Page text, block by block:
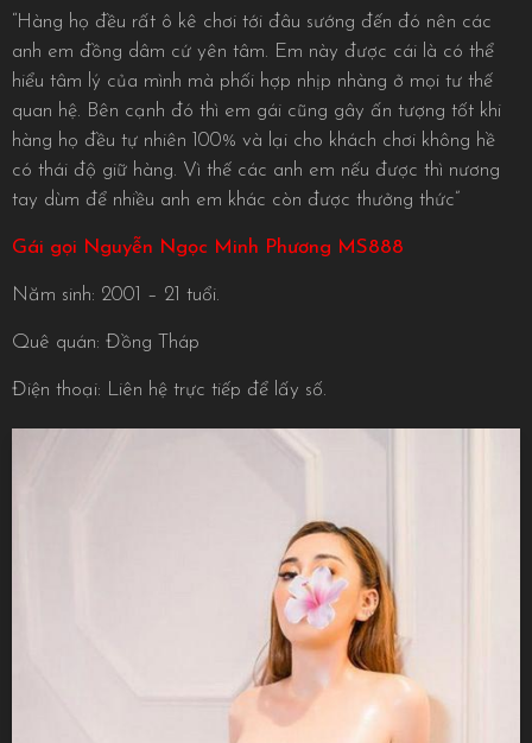
“Hàng họ đều rất ô kê chơi tới đâu sướng đến đó nên các
anh em đồng dâm cứ yên tâm. Em này được cái là có thể
hiểu tâm lý của mình mà phối hợp nhịp nhàng ở mọi tư thế
quan hệ. Bên cạnh đó thì em gái cũng gây ấn tượng tốt khi
hàng họ đều tự nhiên 100% và lại cho khách chơi không hề
có thái độ giữ hàng. Vì thế các anh em nếu được thì nương
tay dùm để nhiều anh em khác còn được thưởng thức”
Gái gọi Nguyễn Ngọc Minh Phương MS888
Năm sinh: 2001 – 21 tuổi.
Quê quán: Đồng Tháp
Điện thoại: Liên hệ trực tiếp để lấy số.